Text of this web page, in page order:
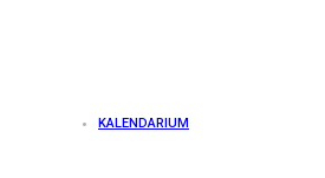
KALENDARIUM